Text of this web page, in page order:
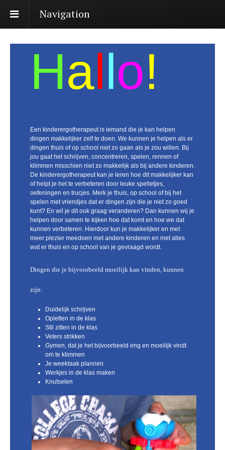
Navigation
Hallo!
Een kinderergotherapeut is iemand die je kan helpen
dingen makkelijker zelf te doen. We kunnen je helpen als er
dingen thuis of op school niet zo gaan als je zou willen. Bij
jou gaat het schrijven, concentreren, spelen, rennen of
klimmen misschien niet zo makkelijk als bij andere kinderen.
De kinderergotherapeut kan je leren hoe dit makkelijker kan
of helpt je het te verbeteren door leuke spelletjes,
oefeningen en trucjes. Merk je thuis, op school of bij het
spelen met vriendjes dat er dingen zijn die je niet zo goed
kunt? En wil je dit ook graag veranderen? Dan kunnen wij je
helpen door samen te kijken hoe dat komt en hoe we dat
kunnen verbeteren. Hierdoor kun je makkelijker en met
meer plezier meedoen met andere kinderen en met alles
wat er thuis en op school van je gevraagd wordt.
Dingen die je bijvoorbeeld moeilijk kan vinden, kunnen
zijn:
Duidelijk schrijven
Opletten in de klas
Stil zitten in de klas
Veters strikken
Gymen, dat je het bijvoorbeeld eng en moeilijk vindt
om te klimmen
Je weektaak plannen
Werkjes in de klas maken
Knutselen